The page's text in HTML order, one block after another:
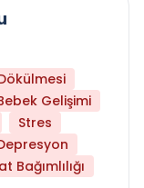
Gelişimi
Stres
Bağımlılığı